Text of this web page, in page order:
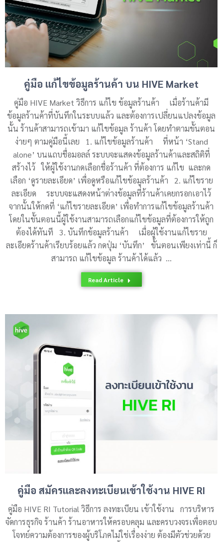
คู่มือ แก้ไขข้อมูลร้านค้า บน HIVE Market
คู่มือ HIVE Market วิธีการ แก้ไข ข้อมูลร้านค้า เมื่อร้านค้ามี
ข้อมูลร้านค้าที่บันทึกในระบบแล้ว และต้องการเปลี่ยนแปลงข้อมูล
นั้น ร้านค้าสามารถเข้ามา แก้ไขข้อมูล ร้านค้า โดยทำตามขั้นตอน
ง่ายๆ ตามคู่มือนี้เลย 1. แก้ไขข้อมูลร้านค้า ที่หน้า ‘Stand
alone’ บนแถบชื่อมอลล์ ระบบจะแสดงข้อมูลร้านค้าและสถิติที่
สร้างไว้ ให้ผู้ใช้งานกดเลือกชื่อร้านค้า ที่ต้องการ แก้ไข และกด
เลือก ‘ดูรายละเอียด’ เพื่อดูหรือแก้ไขข้อมูลร้านค้า 2. แก้ไขราย
ละเอียด ระบบจะแสดงหน้าต่างข้อมูลที่ร้านค้าเคยกรอกเอาไว้
จากนั้นให้กดที่ ‘แก้ไขรายละเอียด’ เพื่อทำการแก้ไขข้อมูลร้านค้า
โดยในขั้นตอนนี้ผู้ใช้งานสามารถเลือกแก้ไขข้อมูลที่ต้องการให้ถูก
ต้องได้ทันที 3. บันทึกข้อมูลร้านค้า เมื่อผู้ใช้งานแก้ไขราย
ละเอียดร้านค้าเรียบร้อยแล้ว กดปุ่ม ‘บันทึก’ ขั้นตอนเพียงเท่านี้ ก็
สามารถ แก้ไขข้อมูล ร้านค้าได้แล้ว …
Read Article
คู่มือ สมัครและลงทะเบียนเข้าใช้งาน HIVE RI
คู่มือ HIVE RI Tutorial วิธีการ ลงทะเบียน เข้าใช้งาน การบริหาร
จัดการธุรกิจ ร้านค้า ร้านอาหารให้ครอบคลุม และครบวงจรเพื่อตอบ
โจทย์ความต้องการของผู้บริโภคไม่ใช่เรื่องง่าย ต้องมีตัวช่วยด้วย